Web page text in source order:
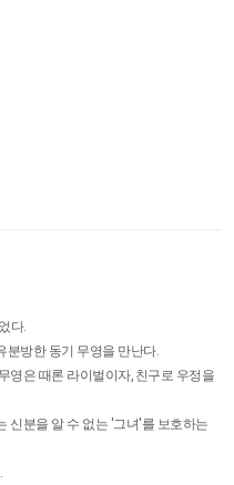
다.
분방한 동기 무영을 만난다.
영은 때론 라이벌이자, 친구로 우정을
신분을 알 수 없는 '그녀'를 보호하는